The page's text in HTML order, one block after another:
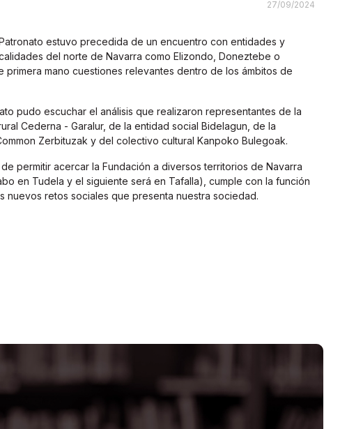
27/09/2024
estuvo precedida de un encuentro con entidades y
del norte de Navarra como Elizondo, Doneztebe o
primera mano cuestiones relevantes dentro de los ámbitos de
pudo escuchar el análisis que realizaron representantes de la
Cederna - Garalur, de la entidad social Bidelagun, de la
Zerbituzak y del colectivo cultural Kanpoko Bulegoak.
permitir acercar la Fundación a diversos territorios de Navarra
en Tudela y el siguiente será en Tafalla), cumple con la función
nuevos retos sociales que presenta nuestra sociedad.